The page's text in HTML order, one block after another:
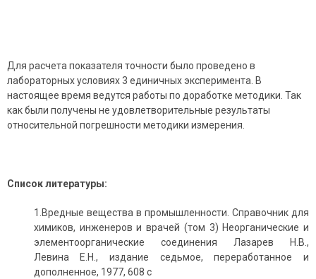
Для расчета показателя точности было проведено в
лабораторных условиях 3 единичных эксперимента. В
настоящее время ведутся работы по доработке методики. Так
как были получены не удовлетворительные результаты
относительной погрешности методики измерения.
Список литературы:
1.Вредные вещества в промышленности. Справочник для
химиков, инженеров и врачей (том 3) Неорганические и
элементоорганические соединения Лазарев Н.В.,
Левина Е.Н., издание седьмое, переработанное и
дополненное, 1977, 608 с